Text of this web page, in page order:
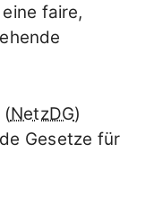
faire,
(NetzDG)
Gesetze für